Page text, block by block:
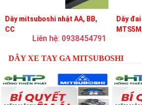
Dây mitsuboshi nhật AA, BB,
CC
Liên hệ: 0938454791
Dây
DÂY XE TAY GA MITSUBOSHI